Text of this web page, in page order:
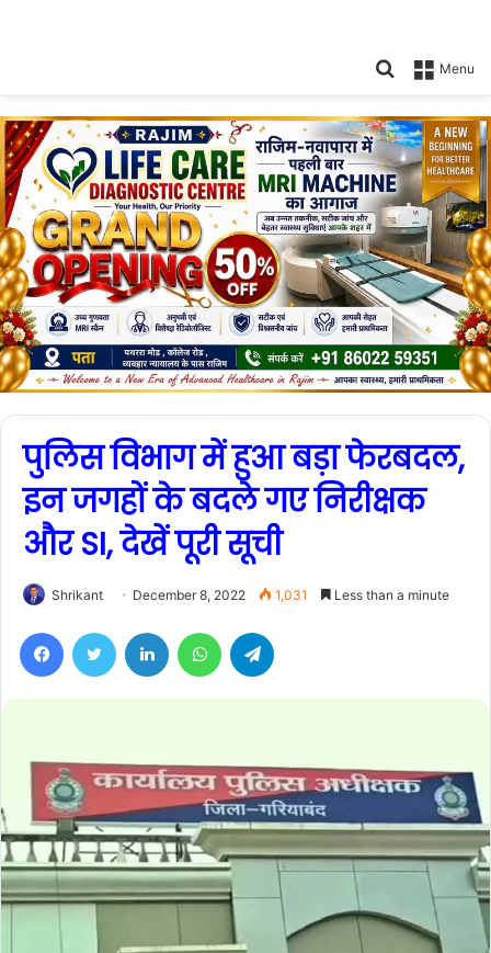
Menu
Search
पुलिस विभाग में हुआ बड़ा फेरबदल,
इन जगहों के बदले गए निरीक्षक
और SI, देखें पूरी सूची
Shrikant December 8, 2022 1,031 Less than a minute